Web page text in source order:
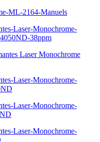
ML-2164-Manuels
Laser-Monochrome-
38ppm
Laser Monochrome
Laser-Monochrome-
Laser-Monochrome-
Laser-Monochrome-